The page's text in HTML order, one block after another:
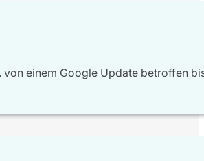
einem Google Update betroffen